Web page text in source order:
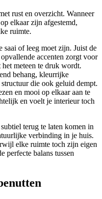
rust en overzicht. Wanneer
elkaar zijn afgestemd,
ruimte.
saai of leeg moet zijn. Juist de
accenten zorgt voor
meteen te druk wordt.
behang, kleurrijke
die ook geluid dempt.
en mooi op elkaar aan te
en voelt je interieur toch
terug te laten komen in
verbinding in je huis.
elke ruimte toch zijn eigen
perfecte balans tussen